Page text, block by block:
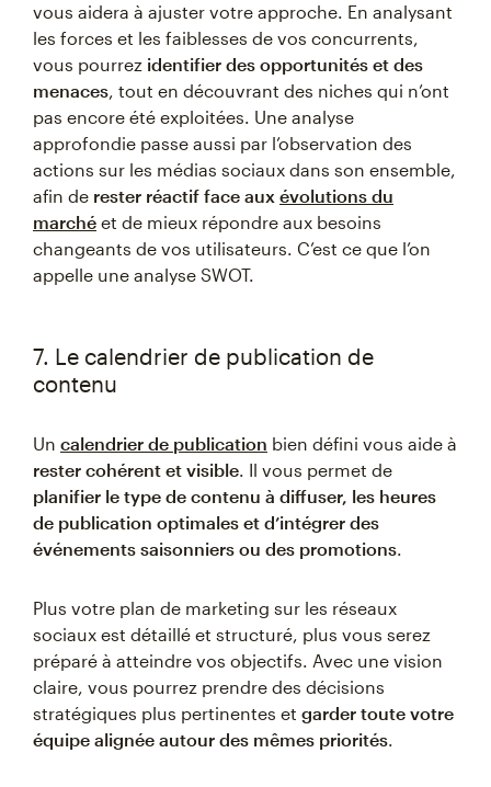
vous aidera à ajuster votre approche. En analysant
les forces et les faiblesses de vos concurrents,
vous pourrez identifier des opportunités et des
menaces, tout en découvrant des niches qui n’ont
pas encore été exploitées. Une analyse
approfondie passe aussi par l’observation des
actions sur les médias sociaux dans son ensemble,
afin de rester réactif face aux évolutions du
marché et de mieux répondre aux besoins
changeants de vos utilisateurs. C’est ce que l’on
appelle une analyse SWOT.
7. Le calendrier de publication de
contenu
Un calendrier de publication bien défini vous aide à
rester cohérent et visible. Il vous permet de
planifier le type de contenu à diffuser, les heures
de publication optimales et d’intégrer des
événements saisonniers ou des promotions.
Plus votre plan de marketing sur les réseaux
sociaux est détaillé et structuré, plus vous serez
préparé à atteindre vos objectifs. Avec une vision
claire, vous pourrez prendre des décisions
stratégiques plus pertinentes et garder toute votre
équipe alignée autour des mêmes priorités.